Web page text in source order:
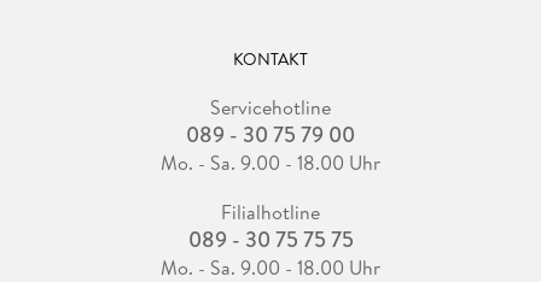
KONTAKT
Servicehotline
089 - 30 75 79 00
Mo. - Sa. 9.00 - 18.00 Uhr
Filialhotline
089 - 30 75 75 75
Mo. - Sa. 9.00 - 18.00 Uhr